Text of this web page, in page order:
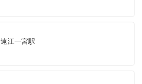
遠江一宮駅